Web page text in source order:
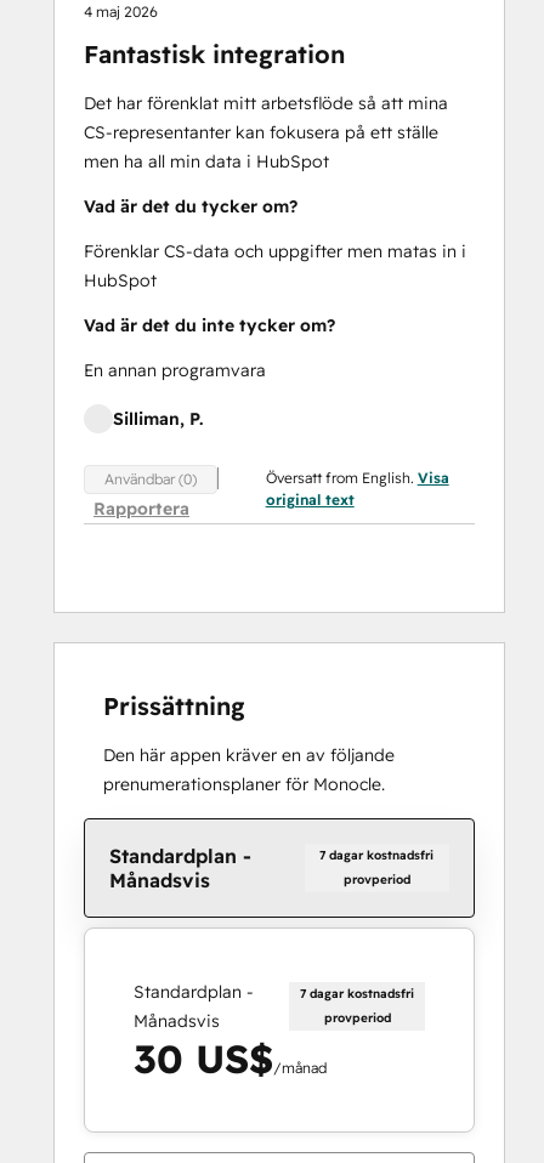
4 maj 2026
Fantastisk integration
Det har förenklat mitt arbetsflöde så att mina
CS-representanter kan fokusera på ett ställe
men ha all min data i HubSpot
Vad är det du tycker om?
Förenklar CS-data och uppgifter men matas in i
HubSpot
Vad är det du inte tycker om?
En annan programvara
Silliman, P.
Användbar (0)
Rapportera
Översatt from English. Visa
original text
Prissättning
Den här appen kräver en av följande
prenumerationsplaner för Monocle.
Standardplan -
Månadsvis
7 dagar kostnadsfri
provperiod
Standardplan -
Månadsvis
7 dagar kostnadsfri
provperiod
30 US$/månad